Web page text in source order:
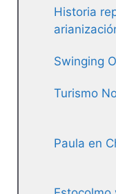
Historia
Swinging
Turismo
Paula en